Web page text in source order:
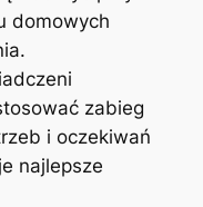
domowych⁤
zabieg
i oczekiwań
najlepsze